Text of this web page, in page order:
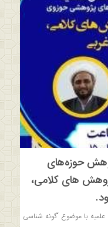
حوزه‌های
های کلامی،
با موضوع “گونه شناسی